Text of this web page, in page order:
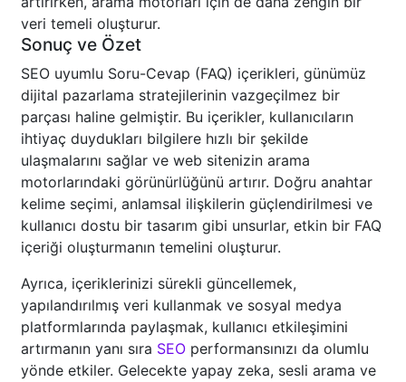
veri temeli oluşturur.
Sonuç ve Özet
SEO uyumlu Soru-Cevap (FAQ) içerikleri, günümüz
dijital pazarlama stratejilerinin vazgeçilmez bir
parçası haline gelmiştir. Bu içerikler, kullanıcıların
ihtiyaç duydukları bilgilere hızlı bir şekilde
ulaşmalarını sağlar ve web sitenizin arama
motorlarındaki görünürlüğünü artırır. Doğru anahtar
kelime seçimi, anlamsal ilişkilerin güçlendirilmesi ve
kullanıcı dostu bir tasarım gibi unsurlar, etkin bir FAQ
içeriği oluşturmanın temelini oluşturur.
Ayrıca, içeriklerinizi sürekli güncellemek,
yapılandırılmış veri kullanmak ve sosyal medya
platformlarında paylaşmak, kullanıcı etkileşimini
artırmanın yanı sıra SEO performansınızı da olumlu
yönde etkiler. Gelecekte yapay zeka, sesli arama ve